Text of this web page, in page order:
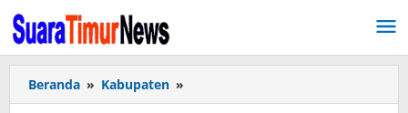
Lewati
ke
konten
Beranda » Kabupaten »
Hj